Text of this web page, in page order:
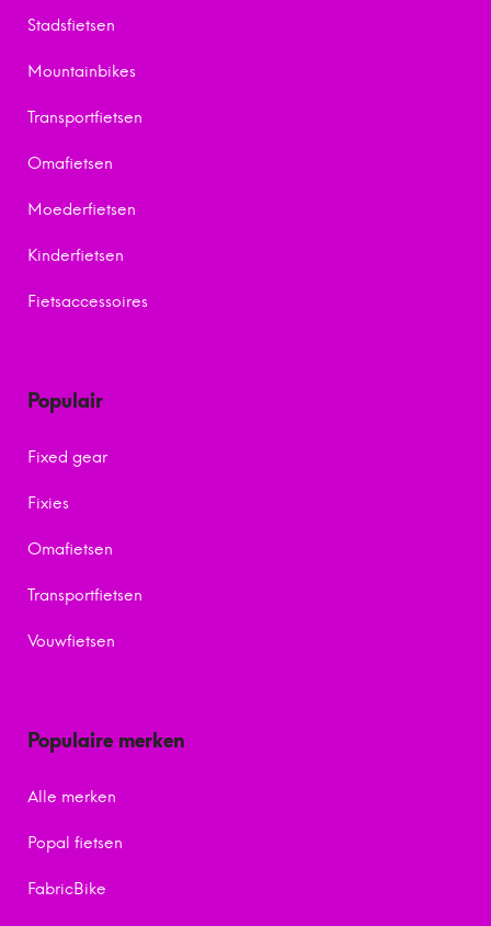
Stadsfietsen
Mountainbikes
Transportfietsen
Omafietsen
Moederfietsen
Kinderfietsen
Fietsaccessoires
Populair
Fixed gear
Fixies
Omafietsen
Transportfietsen
Vouwfietsen
Populaire merken
Alle merken
Popal fietsen
FabricBike